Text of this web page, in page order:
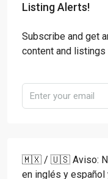
Listing Alerts!
Subscribe and get
content and listings
🇲🇽 / 🇺🇸 Aviso:
en inglés y español